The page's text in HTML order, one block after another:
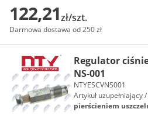
122,21zł/szt.
Darmowa dostawa od 250 zł
Regulator
NS-001
NTYESCVNS001
Artykuł uzupełniający
pierścieniem